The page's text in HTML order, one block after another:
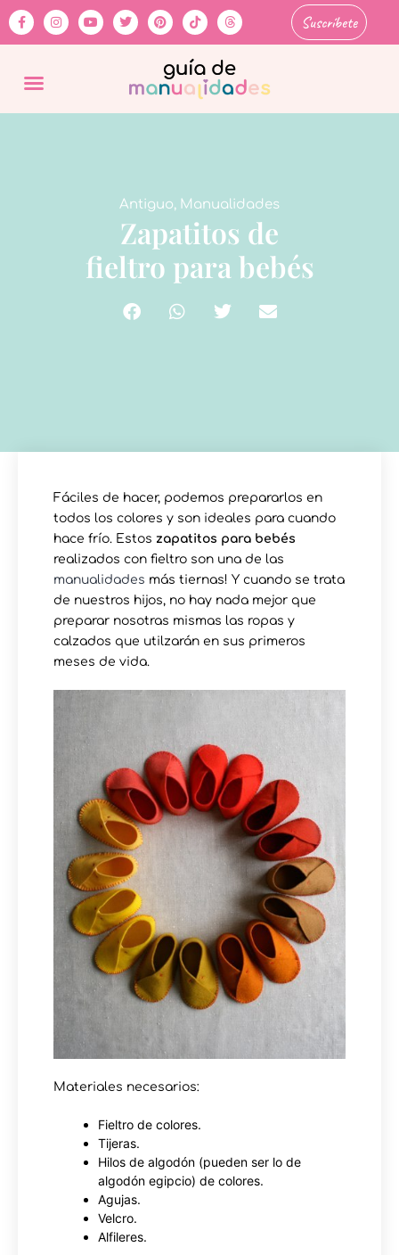
Suscríbete
Antiguo, Manualidades
Zapatitos de
fieltro para bebés
Fáciles de hacer, podemos prepararlos en
todos los colores y son ideales para cuando
hace frío. Estos zapatitos para bebés
realizados con fieltro son una de las
manualidades más tiernas! Y cuando se trata
de nuestros hijos, no hay nada mejor que
preparar nosotras mismas las ropas y
calzados que utilzarán en sus primeros
meses de vida.
Materiales necesarios:
Fieltro de colores.
Tijeras.
Hilos de algodón (pueden ser lo de
algodón egipcio) de colores.
Agujas.
Velcro.
Alfileres.